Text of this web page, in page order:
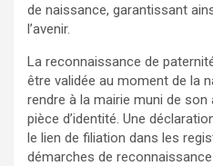
de naissance, garantissant
l’avenir.
La reconnaissance de
être validée au moment de la
rendre à la mairie muni de son
pièce d’identité. Une
le lien de filiation dans les
démarches de